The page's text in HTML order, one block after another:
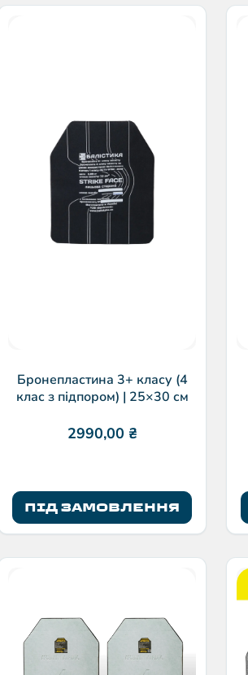
Бронепластина 3+ класу (4
клас з підпором) | 25×30 см
2990,00 ₴
ПІД ЗАМОВЛЕННЯ